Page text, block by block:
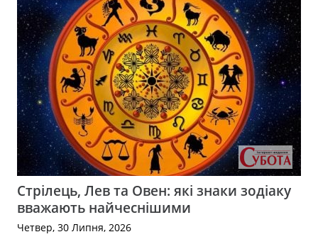
Стрілець, Лев та Овен: які знаки зодіаку
вважають найчеснішими
Четвер, 30 Липня, 2026